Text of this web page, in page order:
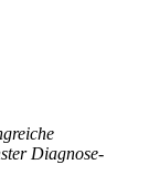
Diagnose-